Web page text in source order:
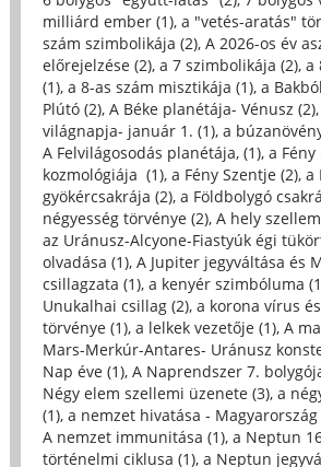
milliárd ember (1), a "vetés-aratás"
szám szimbolikája (2), A 2026-os év
előrejelzése (2), a 7 szimbolikája (2), a
(1), a 8-as szám misztikája (1), a
Plútó (2), A Béke planétája- Vénusz (2),
világnapja- január 1. (1), a
A Felvilágosodás planétája, (1), a
kozmológiája (1), a Fény Szentje (2), a
gyökércsakrája (2), a Földbolygó
négyesség törvénye (2), A hely
az Uránusz-Alcyone-Fiastyúk égi
olvadása (1), A Jupiter jegyváltása és
csillagzata (1), a kenyér szimbóluma
Unukalhai csillag (2), a korona vírus
törvénye (1), a lelkek vezetője (1), A
Mars-Merkúr-Antares- Uránusz
Nap éve (1), A Naprendszer 7.
Négy elem szellemi üzenete (3), a
(1), a nemzet hivatása -
A nemzet immunitása (1), a Neptun
történelmi ciklusa (1), a Neptun